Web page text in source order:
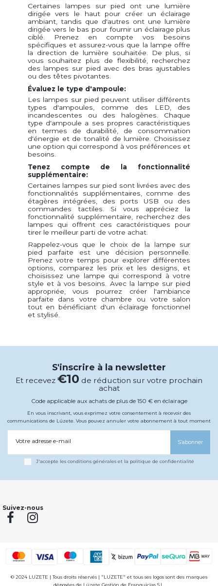
Certaines lampes sur pied ont une lumière
dirigée vers le haut pour créer un éclairage
ambiant, tandis que d'autres ont une lumière
dirigée vers le bas pour fournir un éclairage plus
ciblé. Prenez en compte vos besoins
spécifiques et assurez-vous que la lampe offre
la direction de lumière souhaitée. De plus, si
vous souhaitez plus de flexibilité, recherchez
des lampes sur pied avec des bras ajustables
ou des têtes pivotantes.
Évaluez le type d'ampoule:
Les lampes sur pied peuvent utiliser différents
types d'ampoules, comme des LED, des
incandescentes ou des halogènes. Chaque
type d'ampoule a ses propres caractéristiques
en termes de durabilité, de consommation
d'énergie et de tonalité de lumière. Choisissez
une option qui correspond à vos préférences et
besoins.
Tenez compte de la fonctionnalité
supplémentaire:
Certaines lampes sur pied sont livrées avec des
fonctionnalités supplémentaires, comme des
étagères intégrées, des ports USB ou des
commandes tactiles. Si vous appréciez la
fonctionnalité supplémentaire, recherchez des
lampes qui offrent ces caractéristiques pour
tirer le meilleur parti de votre achat.
Rappelez-vous que le choix de la lampe sur
pied parfaite est une décision personnelle.
Prenez votre temps pour explorer différentes
options, comparez les prix et les designs, et
choisissez une lampe qui correspond à votre
style et à vos besoins. Avec la lampe sur pied
appropriée, vous pourrez créer l'ambiance
parfaite dans votre chambre ou votre salon
tout en bénéficiant d'un éclairage fonctionnel
et stylisé.
S'inscrire à la newsletter
Et recevez €10 de réduction sur votre prochain
achat
Code applicable aux achats de plus de 150 € en éclairage
En vous inscrivant, vous exprimez votre consentement à recevoir des
communications de Lúzete. Vous pouvez annuler votre abonnement à tout moment
Votre adresse e-mail S’abonner
J'accepte les conditions générales et la politique de confidentialité
Suivez-nous
© 2024 LUZETE | Tous droits réservés | "LUZETE" et tous ses logos sont des marques
déposées de Lúzete Gestión de Franquicias S.L.